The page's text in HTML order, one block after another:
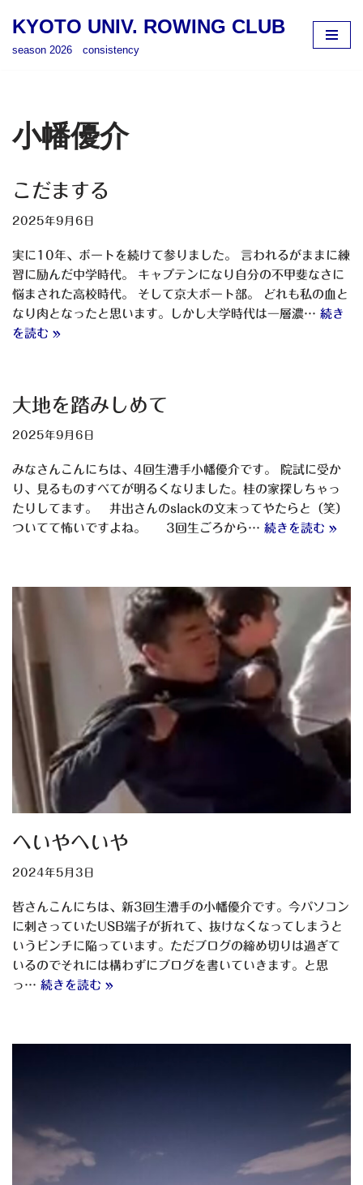
へ
キ
ッ
プ
KYOTO UNIV. ROWING CLUB
season 2026 consistency
小幡優介
こだまする
2025年9月6日
実に10年、ボートを続けて参りました。 言われるがままに練
習に励んだ中学時代。 キャプテンになり自分の不甲斐なさに
悩まされた高校時代。 そして京大ボート部。 どれも私の血と
なり肉となったと思います。しかし大学時代は一層濃… 続き
を読む »
大地を踏みしめて
2025年9月6日
みなさんこんにちは、4回生漕手小幡優介です。 院試に受か
り、見るものすべてが明るくなりました。桂の家探しちゃっ
たりしてます。 井出さんのslackの文末ってやたらと（笑）
ついてて怖いですよね。 3回生ごろから… 続きを読む »
へいやへいや
2024年5月3日
皆さんこんにちは、新3回生漕手の小幡優介です。今パソコン
に刺さっていたUSB端子が折れて、抜けなくなってしまうと
いうピンチに陥っています。ただブログの締め切りは過ぎて
いるのでそれには構わずにブログを書いていきます。と思
っ… 続きを読む »